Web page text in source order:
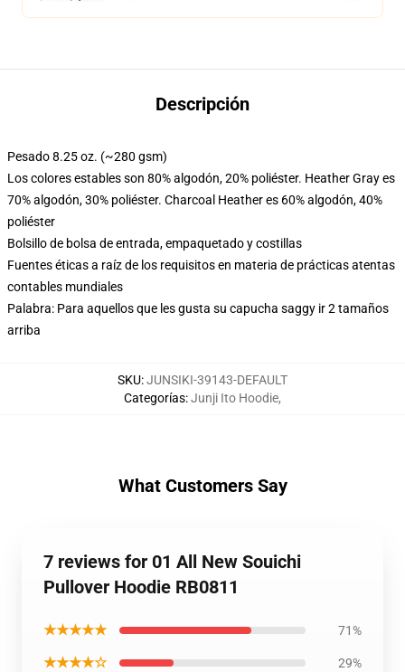
Descripción
Pesado 8.25 oz. (~280 gsm)
Los colores estables son 80% algodón, 20% poliéster. Heather Gray es
70% algodón, 30% poliéster. Charcoal Heather es 60% algodón, 40%
poliéster
Bolsillo de bolsa de entrada, empaquetado y costillas
Fuentes éticas a raíz de los requisitos en materia de prácticas atentas
contables mundiales
Palabra: Para aquellos que les gusta su capucha saggy ir 2 tamaños
arriba
SKU:JUNSIKI-39143-DEFAULT
Categorías:Junji Ito Hoodie,
What Customers Say
7 reviews for 01 All New Souichi
Pullover Hoodie RB0811
★★★★★ 71%
★★★★☆ 29%